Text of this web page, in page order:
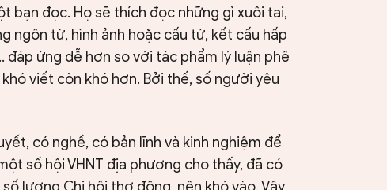
bạn đọc. Họ sẽ thích đọc những gì xuôi tai,
ngôn từ, hình ảnh hoặc cấu tứ, kết cấu hấp
đáp ứng dễ hơn so với tác phẩm lý luận phê
viết còn khó hơn. Bởi thế, số người yêu
có nghề, có bản lĩnh và kinh nghiệm để
số hội VHNT địa phương cho thấy, đã có